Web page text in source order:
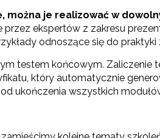
Działania 2.14"
można je realizować w
przez ekspertów z zakresu
odnoszące się do
testem końcowym. Zaliczenie
który automatycznie
ukończenia wszystkich